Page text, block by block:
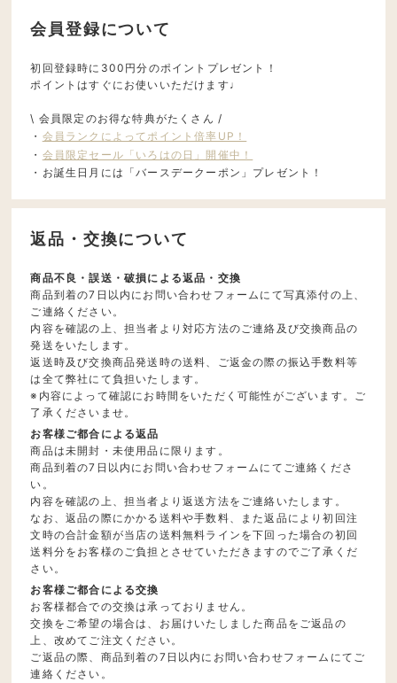
会員登録について
初回登録時に300円分のポイントプレゼント！
ポイントはすぐにお使いいただけます♩
\ 会員限定のお得な特典がたくさん /
・ 会員ランクによってポイント倍率UP！
・ 会員限定セール「いろはの日」開催中！
・お誕生日月には「バースデークーポン」プレゼント！
返品・交換について
商品不良・誤送・破損による返品・交換
商品到着の7日以内にお問い合わせフォームにて写真添付の上、
ご連絡ください。
内容を確認の上、担当者より対応方法のご連絡及び交換商品の
発送をいたします。
返送時及び交換商品発送時の送料、ご返金の際の振込手数料等
は全て弊社にて負担いたします。
※内容によって確認にお時間をいただく可能性がございます。ご
了承くださいませ。
お客様ご都合による返品
商品は未開封・未使用品に限ります。
商品到着の7日以内にお問い合わせフォームにてご連絡くださ
い。
内容を確認の上、担当者より返送方法をご連絡いたします。
なお、返品の際にかかる送料や手数料、また返品により初回注
文時の合計金額が当店の送料無料ラインを下回った場合の初回
送料分をお客様のご負担とさせていただきますのでご了承くだ
さい。
お客様ご都合による交換
お客様都合での交換は承っておりません。
交換をご希望の場合は、お届けいたしました商品をご返品の
上、改めてご注文ください。
ご返品の際、商品到着の7日以内にお問い合わせフォームにてご
連絡ください。